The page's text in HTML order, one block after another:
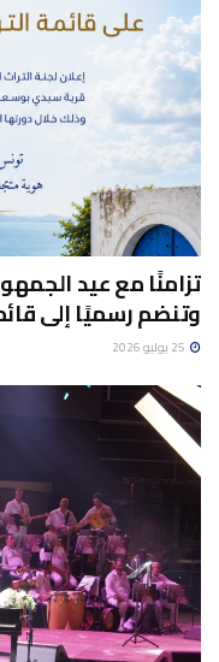
تزامنًا مع عيد
وتنضم رسميًا إلى